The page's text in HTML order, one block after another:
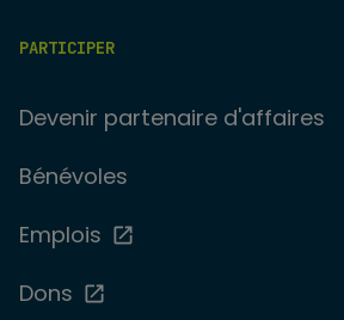
PARTICIPER
Devenir partenaire d'affaires
Bénévoles
Emplois
Dons